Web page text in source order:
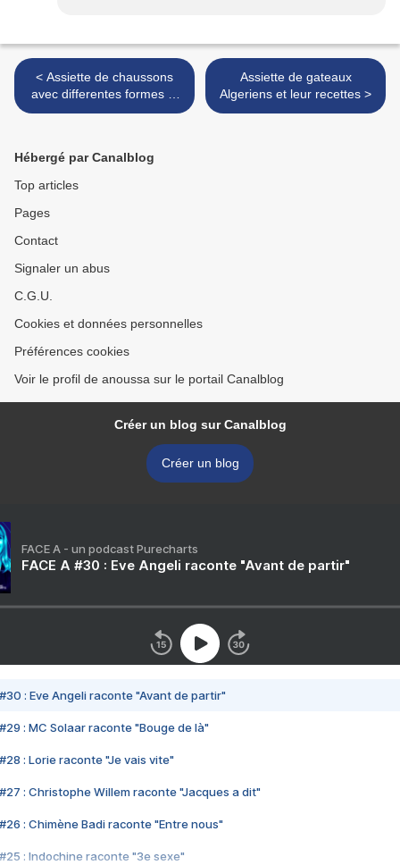
< Assiette de chaussons
avec differentes formes et
farces
Assiette de gateaux
Algeriens et leur recettes >
Hébergé par Canalblog
Top articles
Pages
Contact
Signaler un abus
C.G.U.
Cookies et données personnelles
Préférences cookies
Voir le profil de anoussa sur le portail Canalblog
Créer un blog sur Canalblog
Créer un blog
FACE A - un podcast Purecharts
FACE A #30 : Eve Angeli raconte "Avant de partir"
#30 : Eve Angeli raconte "Avant de partir"
#29 : MC Solaar raconte "Bouge de là"
#28 : Lorie raconte "Je vais vite"
#27 : Christophe Willem raconte "Jacques a dit"
#26 : Chimène Badi raconte "Entre nous"
#25 : Indochine raconte "3e sexe"